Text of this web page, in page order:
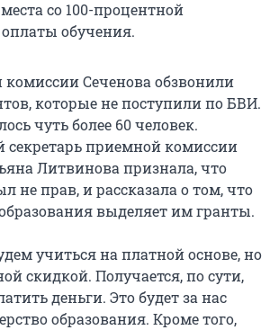
со 100-процентной
обучения.
Сеченова обзвонили
которые не поступили по БВИ.
чуть более 60 человек.
секретарь приемной комиссии
Литвинова признала, что
не прав, и рассказала о том, что
выделяет им гранты.
учиться на платной основе, но
скидкой. Получается, по сути,
деньги. Это будет за нас
образования. Кроме того,